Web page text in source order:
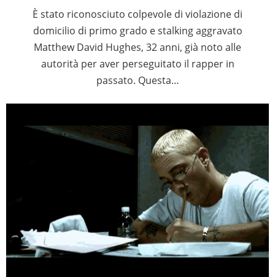
È stato riconosciuto colpevole di violazione di
domicilio di primo grado e stalking aggravato
Matthew David Hughes, 32 anni, già noto alle
autorità per aver perseguitato il rapper in
passato. Questa…